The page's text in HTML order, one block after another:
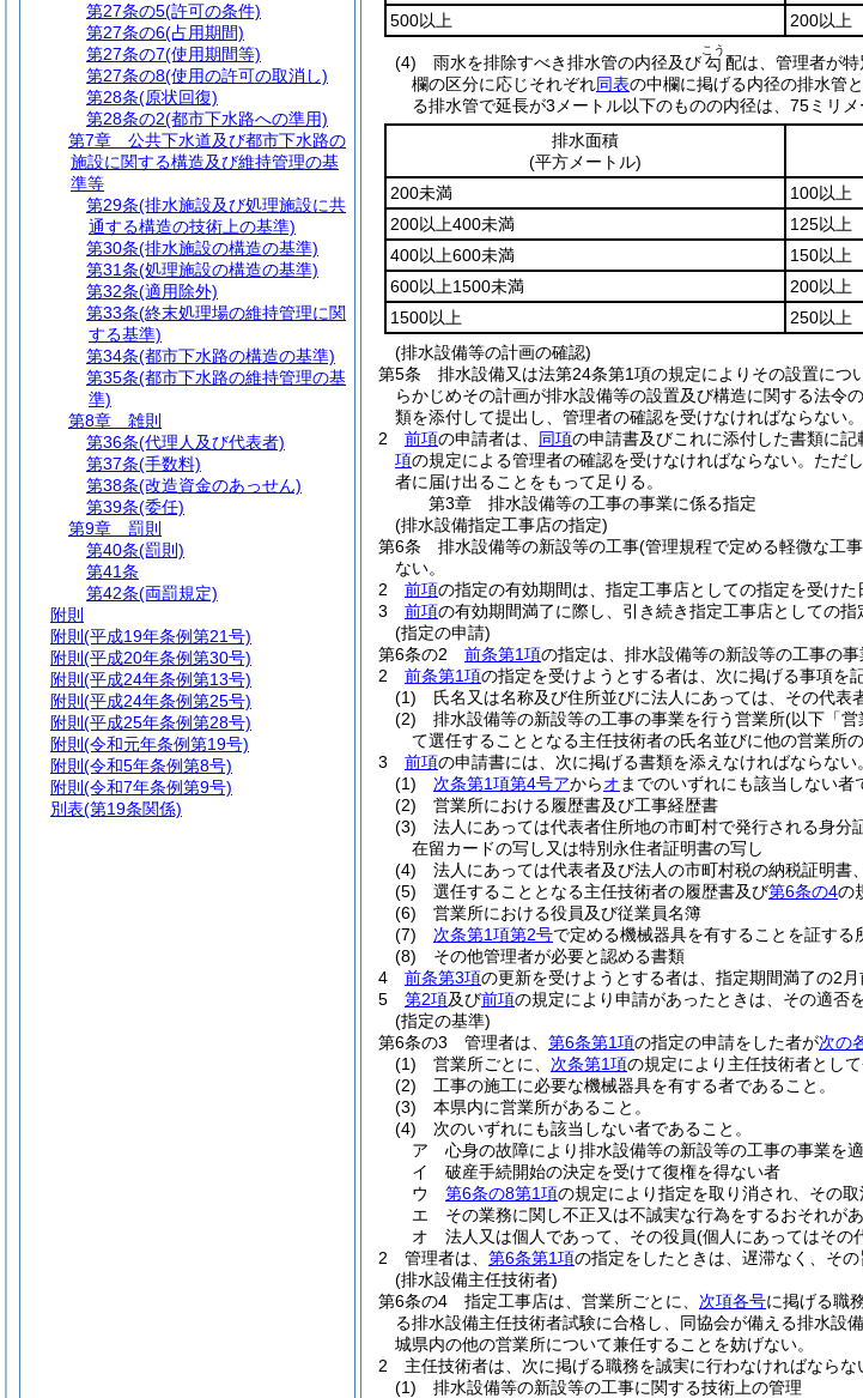
500以上
200以上
(4) 雨水を排除すべき排水管の内径及び勾
こう
配は、管理者が特
欄の区分に応じそれぞれ同表の中欄に掲げる内径の排水管
る排水管で延長が3メートル以下のものの内径は、75ミリメ
排水面積
(平方メートル)
200未満 100以上
200以上400未満
125以上
400以上600未満
150以上
600以上1500未満
200以上
1500以上
250以上
(排水設備等の計画の確認)
第5条
排水設備又は法第24条第1項の規定によりその設置につ
らかじめその計画が排水設備等の設置及び構造に関する法令
類を添付して提出し、管理者の確認を受けなければならない。
2
前項の申請者は、 同項の申請書及びこれに添付した書類に
項の規定による管理者の確認を受けなければならない。 ただ
者に届け出ることをもって足りる。
第3章
排水設備等の工事の事業に係る指定
(排水設備指定工事店の指定)
第6条
排水設備等の新設等の工事(管理規程で定める軽微な工
ない。
2
前項の指定の有効期間は、指定工事店としての指定を受けた
3
前項の有効期間満了に際し、引き続き指定工事店としての
(指定の申請)
第6条の2
前条第1項の指定は、排水設備等の新設等の工事の事
2
前条第1項の指定を受けようとする者は、次に掲げる事項を
(1)
氏名又は名称及び住所並びに法人にあっては、その代表
(2)
排水設備等の新設等の工事の事業を行う営業所(以下「営
て選任することとなる主任技術者の氏名並びに他の営業所
3
前項の申請書には、次に掲げる書類を添えなければならない。
(1)
次条第1項第4号アからオ までのいずれにも該当しない
(2)
営業所における履歴書及び工事経歴書
(3)
法人にあっては代表者住所地の市町村で発行される身分
在留カードの写し又は特別永住者証明書の写し
(4)
法人にあっては代表者及び法人の市町村税の納税証明
(5)
選任することとなる主任技術者の履歴書及び第6条の4の
(6)
営業所における役員及び従業員名簿
(7)
次条第1項第2号で定める機械器具を有することを証す
(8)
その他管理者が必要と認める書類
4
前条第3項の更新を受けようとする者は、指定期間満了の2月
5
第2項及び前項の規定により申請があったときは、その適否
(指定の基準)
第6条の3
管理者は、 第6条第1項の指定の申請をした者が次の
(1)
営業所ごとに、 次条第1項の規定により主任技術者とし
(2)
工事の施工に必要な機械器具を有する者であること。
(3)
本県内に営業所があること。
(4)
次のいずれにも該当しない者であること。
ア
心身の故障により排水設備等の新設等の工事の事業を
イ
破産手続開始の決定を受けて復権を得ない者
ウ
第6条の8第1項の規定により指定を取り消され、その
エ
その業務に関し不正又は不誠実な行為をするおそれが
オ
法人又は個人であって、その役員(個人にあってはその
2
管理者は、 第6条第1項の指定をしたときは、遅滞なく、そ
(排水設備主任技術者)
第6条の4
指定工事店は、営業所ごとに、 次項各号に掲げる職
る排水設備主任技術者試験に合格し、同協会が備える排水設
城県内の他の営業所について兼任することを妨げない。
2
主任技術者は、次に掲げる職務を誠実に行わなければならな
(1)
排水設備等の新設等の工事に関する技術上の管理
第27条の5(許可の条件)
第27条の6(占用期間)
第27条の7(使用期間等)
第27条の8(使用の許可の取消し)
第28条(原状回復)
第28条の2(都市下水路への準用)
第7章
公共下水道及び都市下水路の
施設に関する構造及び維持管理の基
準等
第29条(排水施設及び処理施設に共
通する構造の技術上の基準)
第30条(排水施設の構造の基準)
第31条(処理施設の構造の基準)
第32条(適用除外)
第33条(終末処理場の維持管理に関
する基準)
第34条(都市下水路の構造の基準)
第35条(都市下水路の維持管理の基
準)
第8章
雑則
第36条(代理人及び代表者)
第37条(手数料)
第38条(改造資金のあっせん)
第39条(委任)
第9章
罰則
第40条(罰則)
第41条
第42条(両罰規定)
附則
附則 (平成19年条例第21号)
附則 (平成20年条例第30号)
附則 (平成24年条例第13号)
附則 (平成24年条例第25号)
附則 (平成25年条例第28号)
附則 (令和元年条例第19号)
附則 (令和5年条例第8号)
附則 (令和7年条例第9号)
別表(第19条関係)